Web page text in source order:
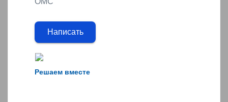
Решаем вместе
Написать